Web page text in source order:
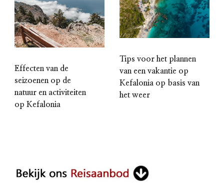
Effecten van de
seizoenen op de
natuur en activiteiten
op Kefalonia
Tips voor het plannen
van een vakantie op
Kefalonia op basis van
het weer